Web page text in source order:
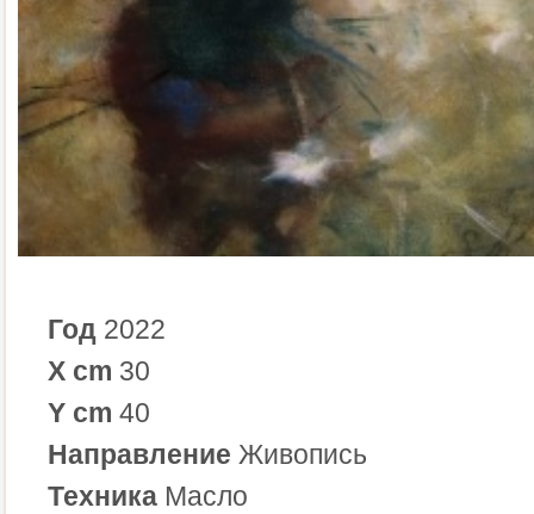
Год 2022
X cm 30
Y cm 40
Направление Живопись
Техника Масло